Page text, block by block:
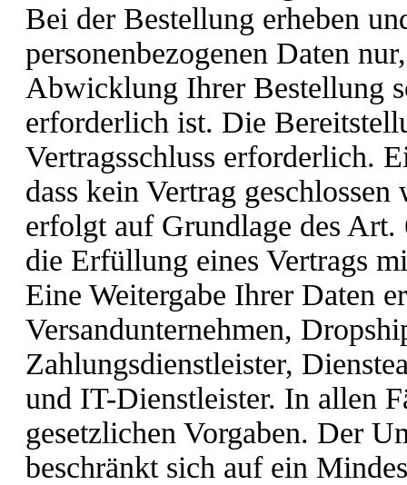
Bei der Bestellung erheben
personenbezogenen Daten
Abwicklung Ihrer Bestellung
erforderlich ist. Die
Vertragsschluss erforderlich.
dass kein Vertrag
erfolgt auf Grundlage des
die Erfüllung eines Vertrags
Eine Weitergabe Ihrer Daten
Versandunternehmen,
Zahlungsdienstleister,
und IT-Dienstleister. In allen
gesetzlichen Vorgaben. Der
beschränkt sich auf ein